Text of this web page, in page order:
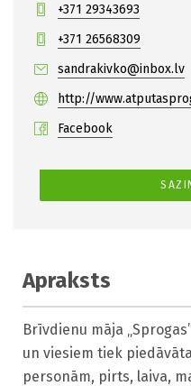
+371 29343693
+371 26568309
sandrakivko@inbox.lv
http://
Facebook
Apraksts
Brīvdienu māja
un viesiem tiek
personām, pirts, laiva,